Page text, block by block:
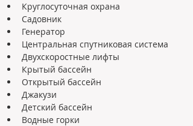
Круглосуточная охрана
Садовник
Генератор
Центральная спутниковая система
Двухскоростные лифты
Крытый бассейн
Открытый бассейн
Джакузи
Детский бассейн
Водные горки